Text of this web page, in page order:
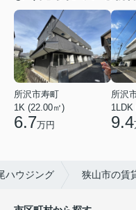
所沢市寿町
1K (22.00㎡)
6.7万円
所沢
1LDK
9.4
ハウジング 狭山市の賃